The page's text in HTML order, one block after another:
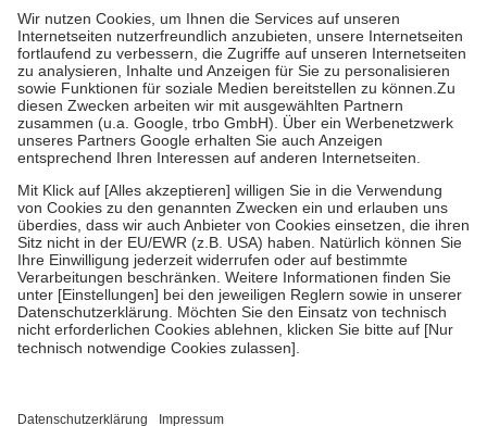
höchstens zehn Euro.
Es sind jedoch nie mehr als die tatsächlichen
Kosten der Leistung zu entrichten.
Diese Regeln gelten grundsätzlich auch für Online-Apotheken.
Bei Heilmitteln und häuslicher Krankenpflege beträgt die
Zuzahlung zehn Prozent der Kosten sowie zehn Euro je
Verordnung.
Um das Engagement der Versicherten für ihre eigene Gesundheit zu
stärken und die besondere Stellung der Familie zu unterstützen,
fallenkeine Zuzahlungenan bei:
• Kindern und Jugendlichen bis zum vollendeten 18. Lebensjahr
mit Ausnahme der Fahrkosten
• Untersuchungen zur Vorsorge und Früherkennung, die von der
GKV getragen werden
• empfohlenen Schutzimpfungen
• Harn- und Blutteststreifen
getroffen, um sicherzustellen, dass es sich um echte Bewertungen